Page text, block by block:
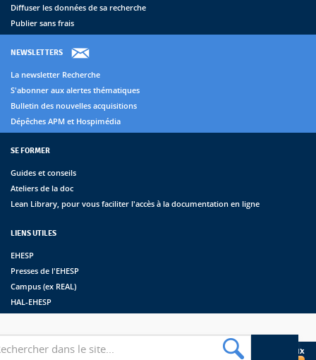
Diffuser les données de sa recherche
Publier sans frais
NEWSLETTERS
La newsletter Recherche
S'abonner aux alertes thématiques
Bulletin des nouvelles acquisitions
Dépêches APM et Hospimédia
SE FORMER
Guides et conseils
Ateliers de la doc
Lean Library, pour vous faciliter l'accès à la documentation en ligne
LIENS UTILES
EHESP
Presses de l'EHESP
Campus (ex REAL)
HAL-EHESP
Suivez les bibliothèques de l'EHESP sur les réseaux sociaux